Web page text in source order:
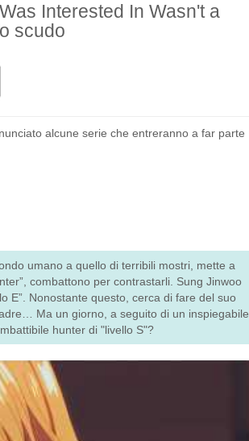
Interested In Wasn't a
scudo
alcune serie che entreranno a far parte
umano a quello di terribili mostri, mette a
combattono per contrastarli. Sung Jinwoo
E”. Nonostante questo, cerca di fare del suo
Ma un giorno, a seguito di un inspiegabile
hunter di "livello S"?